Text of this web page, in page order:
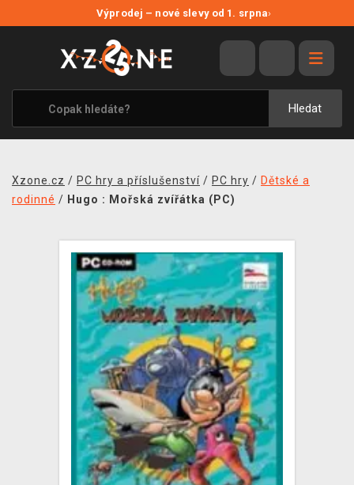
Výprodej – nové slevy od 1. srpna›
Hledat
VÝPRODEJ
VIDEOHRY
XZONE ORIGINALS
TÉMATIKY
MERCHANDISE
PRODEJNY
XZONE KLUB
TCG & BOARDGAME HUB
VÝKUP HER (BAZAR)
Xzone.cz / PC hry a příslušenství / PC hry / Dětské a
rodinné / Hugo : Mořská zvířátka (PC)